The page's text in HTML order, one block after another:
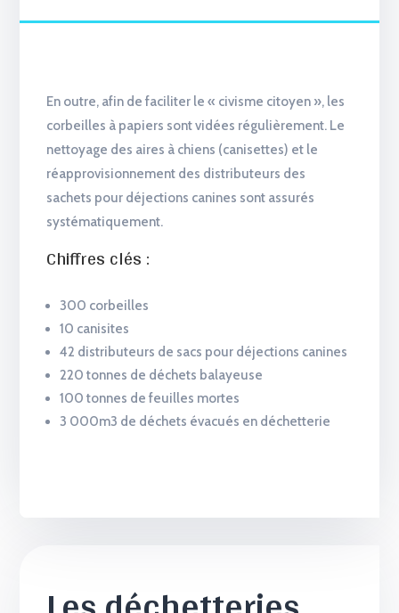
En outre, afin de faciliter le « civisme citoyen », les
corbeilles à papiers sont vidées régulièrement. Le
nettoyage des aires à chiens (canisettes) et le
réapprovisionnement des distributeurs des
sachets pour déjections canines sont assurés
systématiquement.
Chiffres clés :
300 corbeilles
10 canisites
42 distributeurs de sacs pour déjections canines
220 tonnes de déchets balayeuse
100 tonnes de feuilles mortes
3 000m3 de déchets évacués en déchetterie